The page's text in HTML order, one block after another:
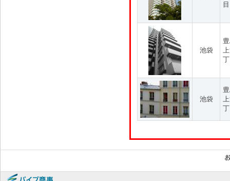
目
池袋
池袋